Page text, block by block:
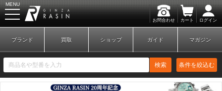
お問合わせ カート ログイン
MENU
ブランド 買取 ショップ ガイド マガジン
検索 条件を絞込む